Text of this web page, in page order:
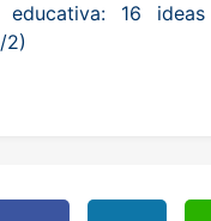
educativa: 16
2)